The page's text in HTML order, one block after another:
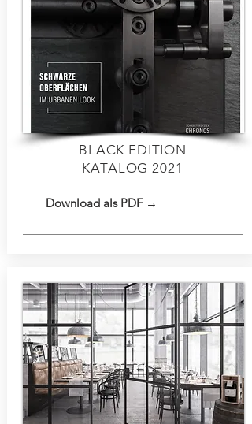
BLACK EDITION
KATALOG 2021
Download als PDF →